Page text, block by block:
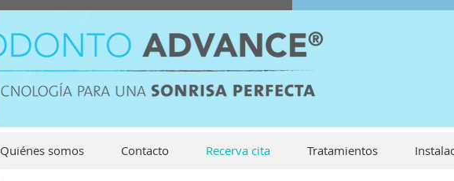
Quiénes somos Contacto Recerva cita Tratamientos